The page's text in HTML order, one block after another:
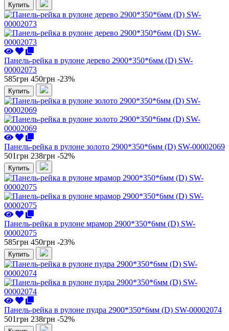
Купить
Панель-рейка в рулоне дерево 2900*350*6мм (D) SW-
00002073
585грн 450грн -23%
Купить
Панель-рейка в рулоне золото 2900*350*6мм (D) SW-00002069
501грн 238грн -52%
Купить
Панель-рейка в рулоне мрамор 2900*350*6мм (D) SW-
00002075
585грн 450грн -23%
Купить
Панель-рейка в рулоне пудра 2900*350*6мм (D) SW-00002074
501грн 238грн -52%